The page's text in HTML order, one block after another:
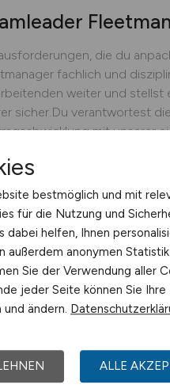
die du
fachlich und
weiter und stellst
sicher.Du verantwortest
mit unserer
Fahrereinsatz
Steuerung.Du...
Logistics GmbH &
Münster
(w/m/d)
Standort in
bestmöglich und mit
für die Nutzung und
helfen, Ihnen
außerdem anonymen
Sie der Verwendung aller
jeder Seite können Sie Ihre
ändern.
ALLE